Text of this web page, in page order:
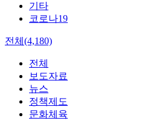
기타
코로나19
전체(4,180)
전체
보도자료
뉴스
정책제도
문화체육